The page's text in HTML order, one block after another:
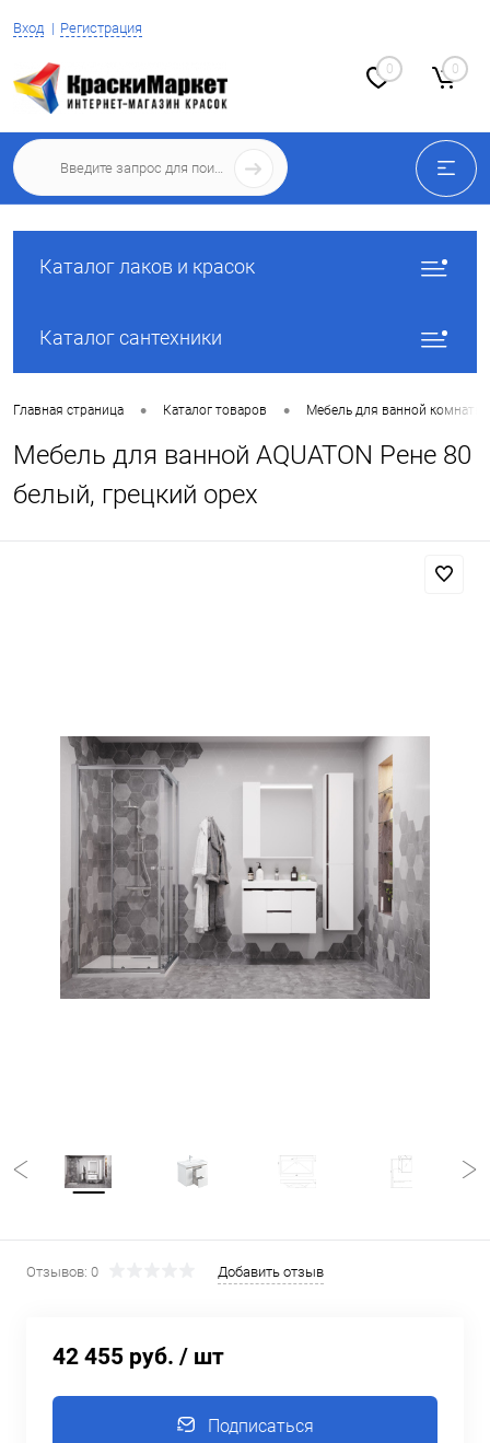
Вход Регистрация
0 0
Каталог лаков и красок
Каталог сантехники
Главная страница • Каталог товаров • Мебель для ванной комнаты
Мебель для ванной AQUATON Рене 80
белый, грецкий орех
Отзывов: 0 Добавить отзыв
42 455 руб. / шт
Подписаться